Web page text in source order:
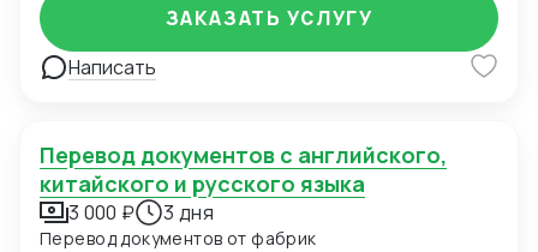
Написать
ЗАКАЗАТЬ УСЛУГУ
Перевод документов с английского,
китайского и русского языка
3 000 ₽ 3 дня
Перевод документов от фабрик